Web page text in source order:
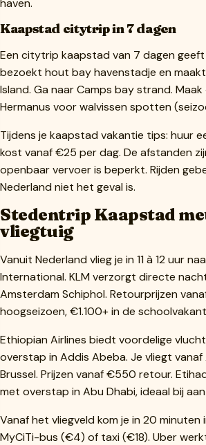
Kaapstad citytrip in 7 dagen
Een citytrip kaapstad van 7 dagen geeft
bezoekt hout bay havenstadje en
Island. Ga naar Camps bay strand.
Hermanus voor walvissen spotten
Tijdens je kaapstad vakantie tips: huur
kost vanaf €25 per dag. De afstanden
openbaar vervoer is beperkt. Rijden
Nederland niet het geval is.
Stedentrip Kaapstad
vliegtuig
Vanuit Nederland vlieg je in 11 à 12 uur
International. KLM verzorgt directe
Amsterdam Schiphol. Retourprijzen
hoogseizoen, €1.100+ in de
Ethiopian Airlines biedt voordelige
overstap in Addis Abeba. Je vliegt
Brussel. Prijzen vanaf €550 retour.
met overstap in Abu Dhabi, ideaal bij
Vanaf het vliegveld kom je in 20
MyCiTi-bus (€4) of taxi (€18). Uber